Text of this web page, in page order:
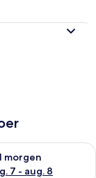
I morgen
7 - aug. 8
for i